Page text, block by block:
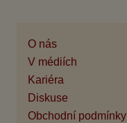
O nás
V médiích
Kariéra
Diskuse
Obchodní podmínky